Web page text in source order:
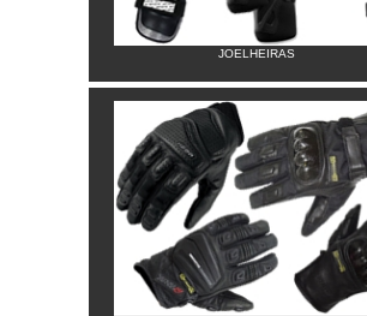
JOELHEIRAS